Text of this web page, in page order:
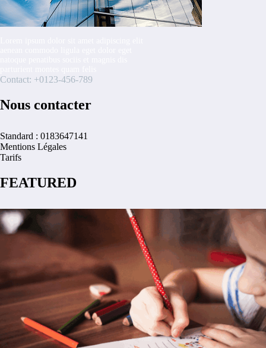
Contact: +0123-456-789
Nous contacter
Standard : 0183647141
Mentions Légales
Tarifs
FEATURED